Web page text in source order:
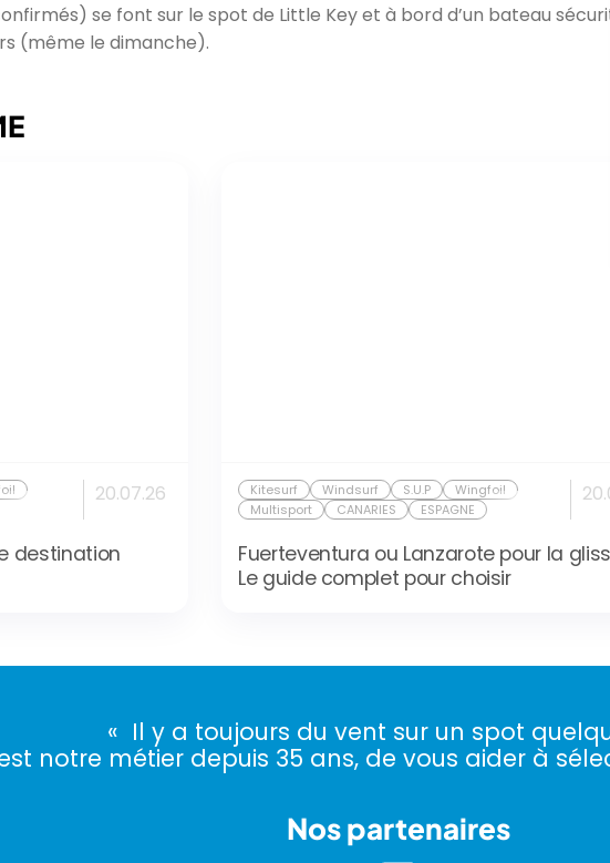
se font sur le spot de Little Key et à bord d’un bateau
(même le dimanche).
20.07.26
destination
Kitesurf Windsurf S.U.P
Wingfoil
Multisport
CANARIES ESPAGNE
Fuerteventura ou Lanzarote pour la
Le guide complet pour choisir
« Il y a toujours du vent sur un spot
notre métier depuis 35 ans, de vous aider à
Nos partenaires